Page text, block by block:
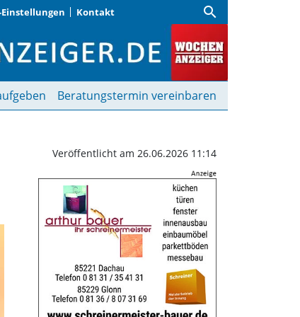
Einstellungen Kontakt search
gestellt |
Beratungstermin vereinbaren
Veröffentlicht am 26.06.2026 11:14